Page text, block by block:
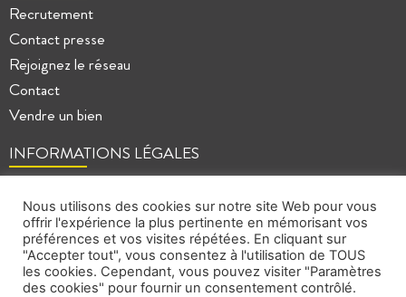
Recrutement
Contact presse
Rejoignez le réseau
Contact
Vendre un bien
INFORMATIONS LÉGALES
Mentions légales
Politique de confidentialité
Plan du site
Nous utilisons des cookies sur notre site Web pour vous
offrir l'expérience la plus pertinente en mémorisant vos
préférences et vos visites répétées. En cliquant sur
"Accepter tout", vous consentez à l'utilisation de TOUS
les cookies. Cependant, vous pouvez visiter "Paramètres
des cookies" pour fournir un consentement contrôlé.